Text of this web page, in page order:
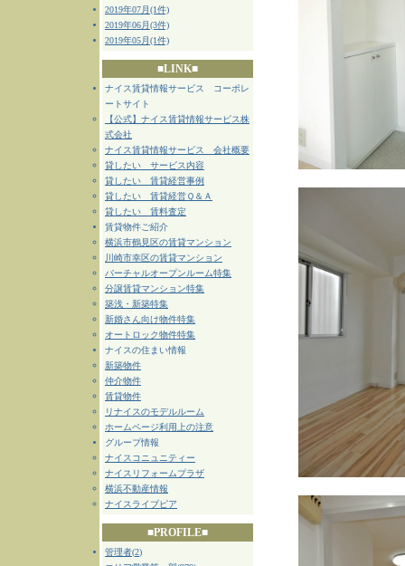
2019年07月(1件)
2019年06月(3件)
2019年05月(1件)
■LINK■
ナイス賃貸情報サービス コーポレ
ートサイト
【公式】ナイス賃貸情報サービス株
式会社
ナイス賃貸情報サービス 会社概要
貸したい サービス内容
貸したい 賃貸経営事例
貸したい 賃貸経営Ｑ＆Ａ
貸したい 賃料査定
賃貸物件ご紹介
横浜市鶴見区の賃貸マンション
川崎市幸区の賃貸マンション
バーチャルオープンルーム特集
分譲賃貸マンション特集
築浅・新築特集
新婚さん向け物件特集
オートロック物件特集
ナイスの住まい情報
新築物件
仲介物件
賃貸物件
リナイスのモデルルーム
ホームページ利用上の注意
グループ情報
ナイスコニュニティー
ナイスリフォームプラザ
横浜不動産情報
ナイスライブピア
■PROFILE■
管理者(2)